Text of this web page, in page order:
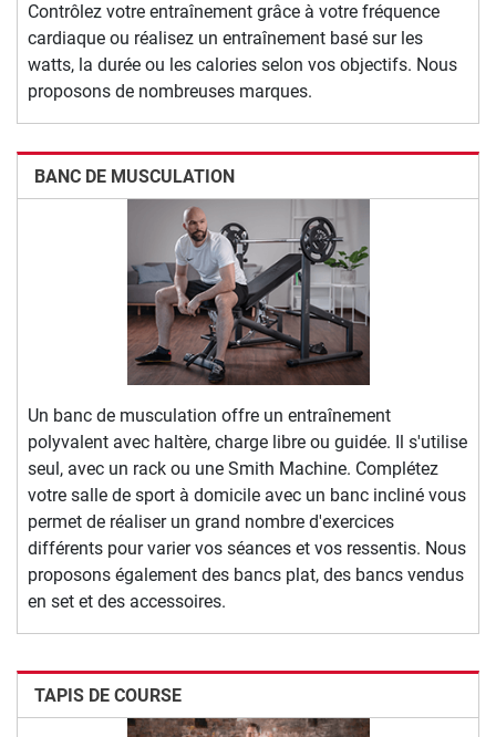
Contrôlez votre entraînement grâce à votre fréquence
cardiaque ou réalisez un entraînement basé sur les
watts, la durée ou les calories selon vos objectifs. Nous
proposons de nombreuses marques.
BANC DE MUSCULATION
Un banc de musculation offre un entraînement
polyvalent avec haltère, charge libre ou guidée. Il s'utilise
seul, avec un rack ou une Smith Machine. Complétez
votre salle de sport à domicile avec un banc incliné vous
permet de réaliser un grand nombre d'exercices
différents pour varier vos séances et vos ressentis. Nous
proposons également des bancs plat, des bancs vendus
en set et des accessoires.
TAPIS DE COURSE